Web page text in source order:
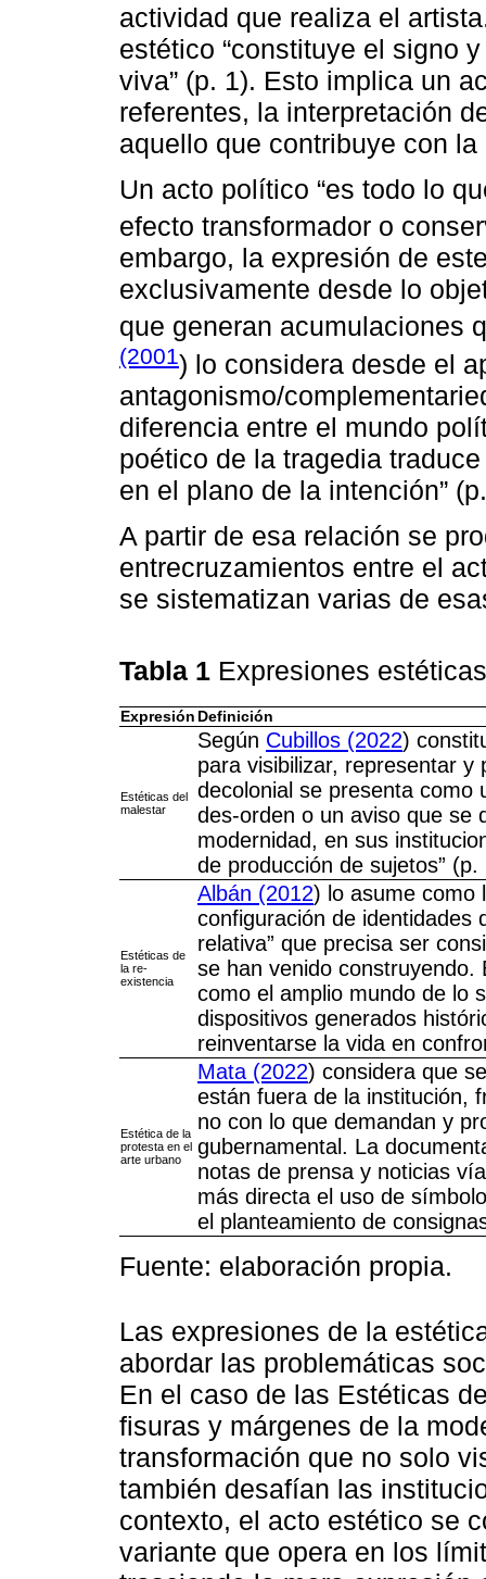
actividad que realiza el
estético “constituye el signo
viva” (p. 1). Esto implica un
referentes, la interpretación
aquello que contribuye con
Un acto político “es todo lo
efecto transformador o
embargo, la expresión de
exclusivamente desde lo
que generan acumulaciones
(2001) lo considera desde el
antagonismo/
diferencia entre el mundo
poético de la tragedia
en el plano de la intención”
A partir de esa relación se
entrecruzamientos entre el
se sistematizan varias de
Tabla 1 Expresiones
Expresión Definición
Estéticas del
malestar
Según Cubillos (2022)
para visibilizar, representar y
decolonial se presenta como
des-orden o un aviso que se
modernidad, en sus
de producción de sujetos” (p.
Estéticas de
la re-
existencia
Albán (2012) lo asume como
configuración de identidades
relativa” que precisa ser
se han venido construyendo.
como el amplio mundo de lo
dispositivos generados
reinventarse la vida en
Estética de la
protesta en el
arte urbano
Mata (2022) considera que
están fuera de la institución,
no con lo que demandan y
gubernamental. La
notas de prensa y noticias
más directa el uso de
el planteamiento de
Fuente: elaboración propia.
Las expresiones de la
abordar las problemáticas
En el caso de las Estéticas
fisuras y márgenes de la
transformación que no solo
también desafían las
contexto, el acto estético se
variante que opera en los